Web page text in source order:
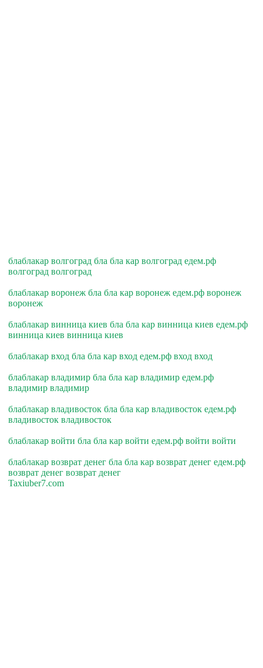
блаблакар волгоград бла бла кар волгоград едем.рф
волгоград волгоград
блаблакар воронеж бла бла кар воронеж едем.рф воронеж
воронеж
блаблакар винница киев бла бла кар винница киев едем.рф
винница киев винница киев
блаблакар вход бла бла кар вход едем.рф вход вход
блаблакар владимир бла бла кар владимир едем.рф
владимир владимир
блаблакар владивосток бла бла кар владивосток едем.рф
владивосток владивосток
блаблакар войти бла бла кар войти едем.рф войти войти
блаблакар возврат денег бла бла кар возврат денег едем.рф
возврат денег возврат денег
Taxiuber7.com